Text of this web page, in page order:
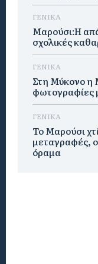
ΓΕΝΙΚΑ
Μαρούσι:Η
σχολικές
ΓΕΝΙΚΑ
Στη Μύκονο η
φωτογραφίες
ΓΕΝΙΚΑ
Το Μαρούσι
μεταγραφές,
όραμα